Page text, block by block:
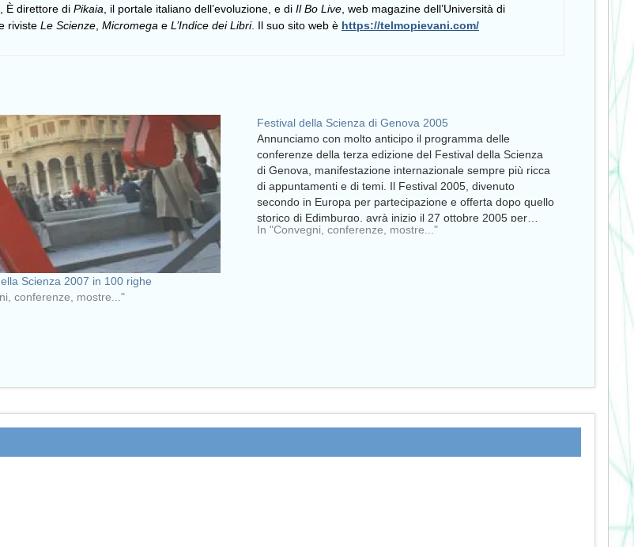
È direttore di Pikaia , il portale italiano dell’evoluzione, e di Il Bo Live , web magazine dell’Università di
riviste Le Scienze Micromega e L’Indice dei Libri. Il suo sito web è https://telmopievani.com/
Scienza 2007 in 100 righe
conferenze, mostre..."
Festival della Scienza di Genova 2005
Annunciamo con molto anticipo il programma delle
conferenze della terza edizione del Festival della Scienza
di Genova, manifestazione internazionale sempre più ricca
di appuntamenti e di temi. Il Festival 2005, divenuto
secondo in Europa per partecipazione e offerta dopo quello
storico di Edimburgo, avrà inizio il 27 ottobre 2005 per…
In "Convegni, conferenze, mostre..."